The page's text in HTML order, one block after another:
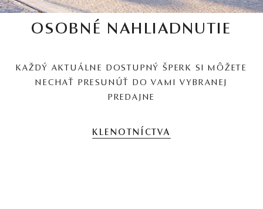
OSOBNÉ NAHLIADNUTIE
KAŽDÝ AKTUÁLNE DOSTUPNÝ ŠPERK SI MÔŽETE
NECHAŤ PRESUNÚŤ DO VAMI VYBRANEJ
PREDAJNE
KLENOTNÍCTVA